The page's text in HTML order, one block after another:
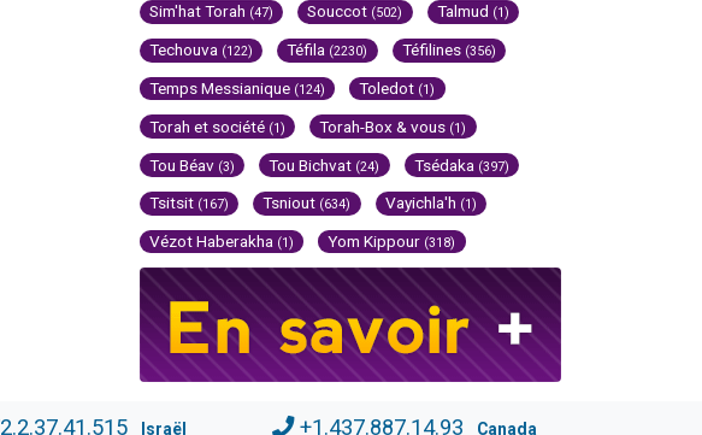
Sim'hat Torah (47) Souccot (502) Talmud (1)
Techouva (122) Téfila (2230) Téfilines (356)
Temps Messianique (124) Toledot (1)
Torah et société (1) Torah-Box & vous (1)
Tou Béav (3) Tou Bichvat (24) Tsédaka (397)
Tsitsit (167) Tsniout (634) Vayichla'h (1)
Vézot Haberakha (1) Yom Kippour (318)
Israël +1.437.887.14.93 Canada